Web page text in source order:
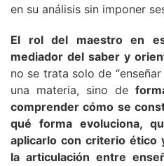
en su análisis sin imponer
El rol del maestro en
mediador del saber y
no se trata solo de
una materia, sino de
comprender cómo se
qué forma evoluciona,
aplicarlo con criterio ético
la articulación entre